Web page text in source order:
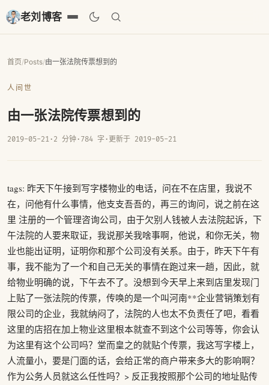
老刘博客
首页/Posts/由一张法院传票想到的
人间世
由一张法院传票想到的
2019-05-21· 2 分钟· 784 字 · 更新于 2019-05-21
tags: 昨天下午接到写字楼物业的电话，问在不在店里，我说不
在，问他有什么事情，他支支吾吾的，再三的询问，说之前在这
里 注册的一个管理咨询公司，由于欠别人钱被人去法院起诉，下
午法院的人要来取证，我说那关我啥事啊，他说，和你无关，物
业也能出证明，证明你和那个公司没有关系。由于，昨天下午有
事，我不能为了一个和自己无关的事情在跑过来一趟，因此，就
给物业明确的说，下午去不了。没想到今天早上来到店里发现门
上贴了一张法院的传票，传唤的是一个叫河南**企业营销策划有
限公司的企业，我就纳闷了，法院的人也太不负责任了吧，看看
这里的店招在加上物业这里根本就查不到这个公司等等，你会认
为这里有这个公司吗？堂而皇之的就贴个传票，我这写字楼上，
人流量小，要是门面的话，会给正常的商户带来多大的影响啊？
作为公务人员就这么任性吗？> 反正我按照那个公司的地址贴传